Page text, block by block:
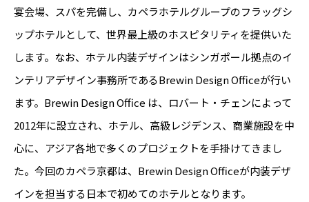
宴会場、スパを完備し、カペラホテルグループのフラッグシ
ップホテルとして、世界最上級のホスピタリティを提供いた
します。なお、ホテル内装デザインはシンガポール拠点のイ
ンテリアデザイン事務所であるBrewin Design Officeが行い
ます。Brewin Design Office は、ロバート・チェンによって
2012年に設立され、ホテル、高級レジデンス、商業施設を中
心に、アジア各地で多くのプロジェクトを手掛けてきまし
た。今回のカペラ京都は、Brewin Design Officeが内装デザ
インを担当する日本で初めてのホテルとなります。